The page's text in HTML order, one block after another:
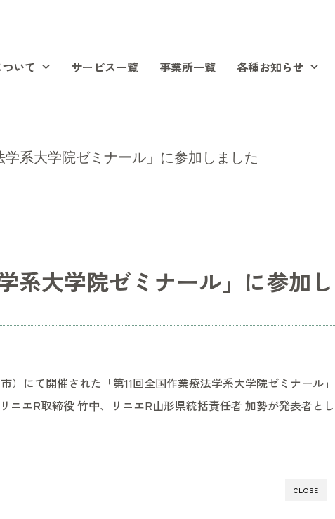
いて サービス一覧 事業所一覧 各種お知らせ
学系大学院ゼミナール」に参加しました
系大学院ゼミナール」に参加
）にて開催された「第11回全国作業療法学系大学院ゼミナール
エR取締役 竹中、リニエR山形県統括責任者 加勢が発表者とし
CLOSE